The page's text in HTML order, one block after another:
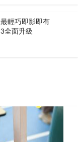
輕巧即影即有
全面升級